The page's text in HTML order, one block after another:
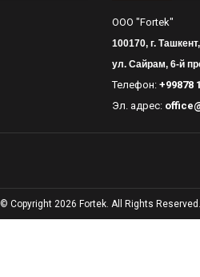
OOO "Fortek"
100170, г.
ул. Сайрам, 6-й
Телефон: +99878
Эл. адрес:
© Copyright 2026 Fortek. All Rights Reserved.